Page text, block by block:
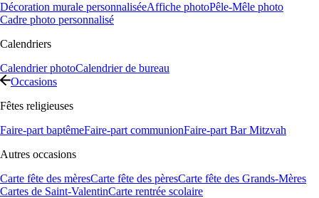
Décoration murale personnaliséeAffiche photoPêle-Mêle photo
Cadre photo personnalisé
Calendriers
Calendrier photoCalendrier de bureau
Occasions
Fêtes religieuses
Faire-part baptêmeFaire-part communionFaire-part Bar Mitzvah
Autres occasions
Carte fête des mèresCarte fête des pèresCarte fête des Grands-Mères
Cartes de Saint-ValentinCarte rentrée scolaire